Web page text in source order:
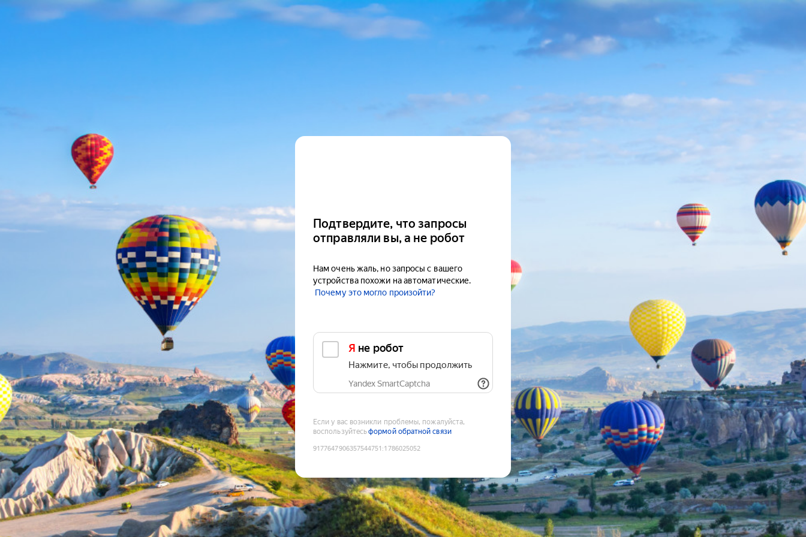
Подтвердите, что запросы
отправляли вы, а не робот
Нам очень жаль, но запросы с вашего
устройства похожи на автоматические.
Почему это могло произойти?
Я не робот
Нажмите, чтобы продолжить
Yandex SmartCaptcha
Если у вас возникли проблемы, пожалуйста,
воспользуйтесьформой обратной связи
9177647906357544751 :1786025052